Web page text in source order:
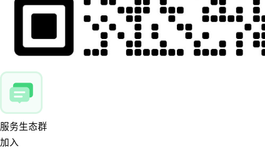
服务生态群
加入